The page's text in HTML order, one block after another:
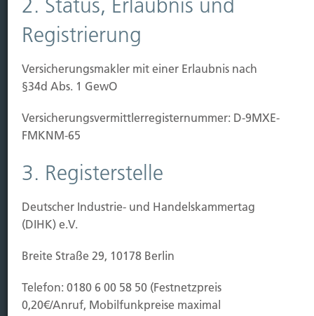
Kauf Grundstück
Baufertigstellung/Hauskauf
Schaden
Kontakt
Hubert Brück KG
Telefon:0211-490066 |Fax: 0211-4911125 |
brueck@brueckkg.de
Kontaktformular
© Hubert Brück KG
2. Status, Erlaubnis und
Registrierung
Versicherungsmakler mit einer Erlaubnis nach
§34d Abs. 1 GewO
Versicherungs­vermittler­registernummer: D-9MXE-
FMKNM-65
3. Registerstelle
Deutscher Industrie- und Handelskammertag
(DIHK) e.V.
Breite Straße 29, 10178 Berlin
Telefon: 0180 6 00 58 50 (Festnetzpreis
0,20€/Anruf, Mobilfunkpreise maximal